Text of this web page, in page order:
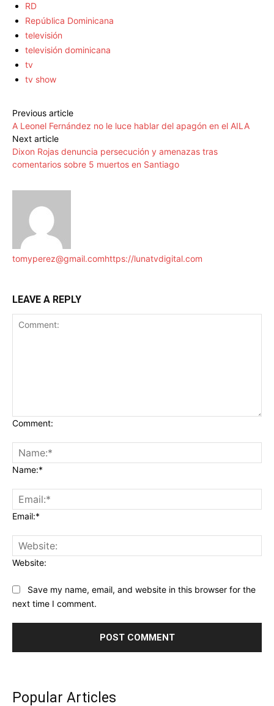
RD
República Dominicana
televisión
televisión dominicana
tv
tv show
Previous article
A Leonel Fernández no le luce hablar del apagón en el AILA
Next article
Dixon Rojas denuncia persecución y amenazas tras
comentarios sobre 5 muertos en Santiago
tomyperez@gmail.comhttps://lunatvdigital.com
LEAVE A REPLY
Comment:
Name:*
Email:*
Website:
Save my name, email, and website in this browser for the
next time I comment.
Popular Articles